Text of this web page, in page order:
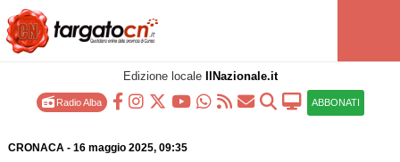
Edizione locale IlNazionale.it
Radio Alba ABBONATI
CRONACA- 16 maggio 2025, 09:35